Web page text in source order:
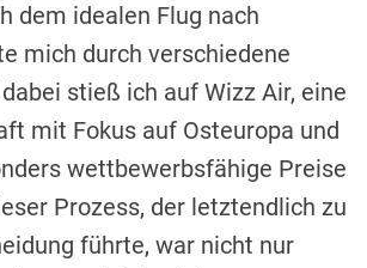
dem idealen Flug nach
mich durch verschiedene
stieß ich auf Wizz Air, eine
mit Fokus auf Osteuropa und
wettbewerbsfähige Preise
Prozess, der letztendlich zu
führte, war nicht nur